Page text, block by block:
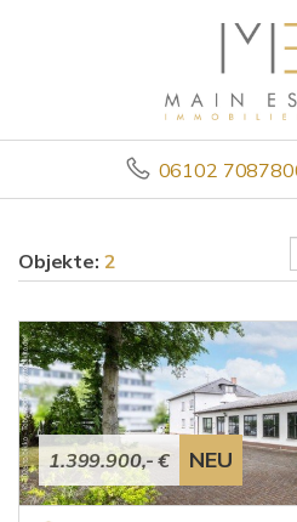
06102
Objekte: 2
1.399.900,- € NEU